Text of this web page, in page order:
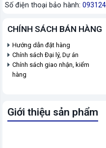
Số điện thoại bảo hành:
CHÍNH SÁCH BÁN HÀNG
Hướng dẫn đặt hàng
Chính sách Đại lý, Dự án
Chính sách giao nhận, kiểm
hàng
Giới thiệu sản phẩm